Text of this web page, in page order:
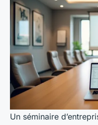
Un séminaire